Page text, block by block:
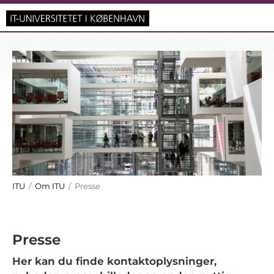
ITU / Om ITU / Presse
Presse
Her kan du finde kontaktoplysninger,